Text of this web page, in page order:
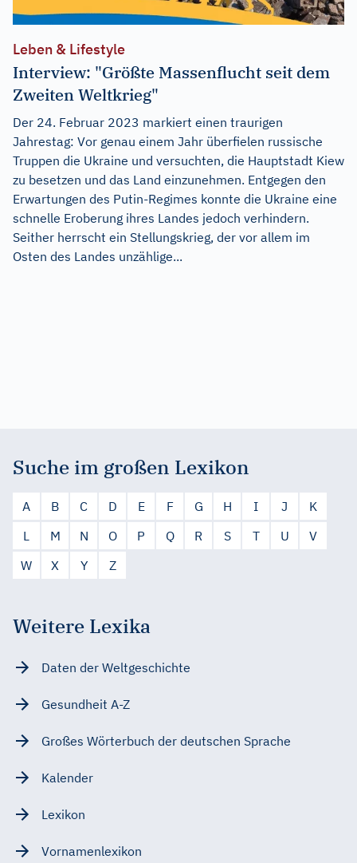
Leben & Lifestyle
Interview: "Größte Massenflucht seit dem
Zweiten Weltkrieg"
Der 24. Februar 2023 markiert einen traurigen
Jahrestag: Vor genau einem Jahr überfielen russische
Truppen die Ukraine und versuchten, die Hauptstadt Kiew
zu besetzen und das Land einzunehmen. Entgegen den
Erwartungen des Putin-Regimes konnte die Ukraine eine
schnelle Eroberung ihres Landes jedoch verhindern.
Seither herrscht ein Stellungskrieg, der vor allem im
Osten des Landes unzählige...
Suche im großen Lexikon
A B C D E F G H I J
K
L
M N O P Q R S T U
V
W
X Y Z
Weitere Lexika
Daten der Weltgeschichte
Gesundheit A-Z
Großes Wörterbuch der deutschen Sprache
Kalender
Lexikon
Vornamenlexikon